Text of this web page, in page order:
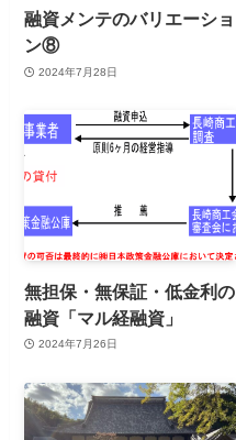
融資メンテのバリエーショ
ン⑧
2024年7月28日
無担保・無保証・低金利の
融資「マル経融資」
2024年7月26日